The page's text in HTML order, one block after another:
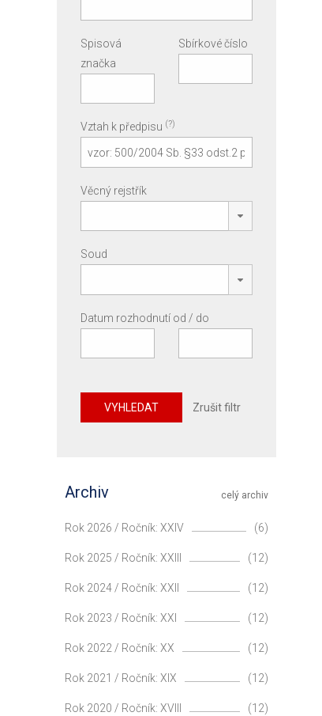
Spisová
značka
Sbírkové číslo
Vztah k předpisu (?)
Věcný rejstřík
Soud
Datum rozhodnutí od / do
VYHLEDAT Zrušit filtr
celý archiv
Archiv
Rok 2026 / Ročník: XXIV (6)
Rok 2025 / Ročník: XXIII (12)
Rok 2024 / Ročník: XXII (12)
Rok 2023 / Ročník: XXI (12)
Rok 2022 / Ročník: XX (12)
Rok 2021 / Ročník: XIX (12)
Rok 2020 / Ročník: XVIII (12)